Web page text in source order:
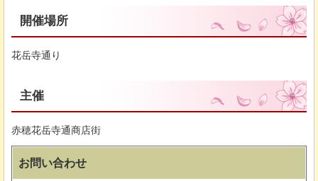
開催場所
花岳寺通り
主催
赤穂花岳寺通商店街
お問い合わせ